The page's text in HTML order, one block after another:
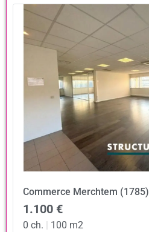
Commerce Merchtem (1785)
1.100 €
0 ch. 100 m2